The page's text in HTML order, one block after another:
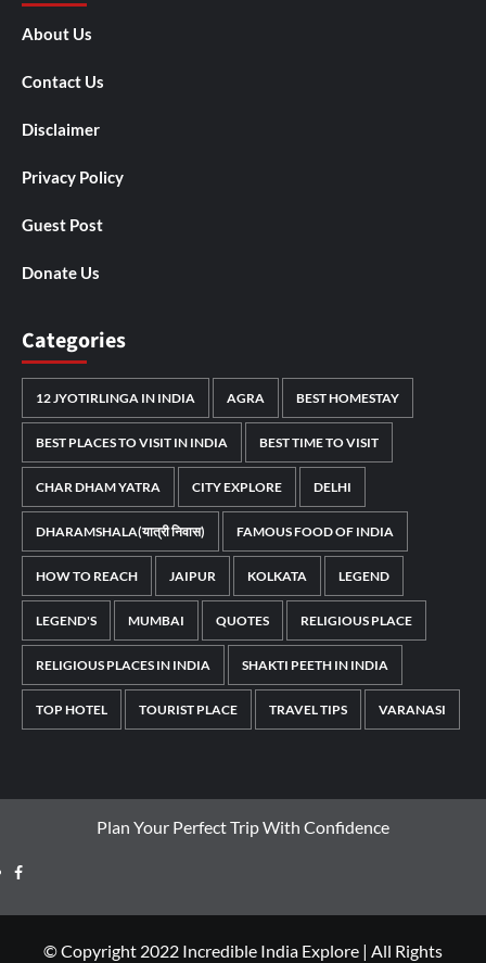
About Us
Contact Us
Disclaimer
Privacy Policy
Guest Post
Donate Us
Categories
12 JYOTIRLINGA IN INDIA AGRA BEST HOMESTAY
BEST PLACES TO VISIT IN INDIA BEST TIME TO VISIT
CHAR DHAM YATRA CITY EXPLORE DELHI
DHARAMSHALA(यात्री निवास) FAMOUS FOOD OF INDIA
HOW TO REACH JAIPUR KOLKATA LEGEND
LEGEND'S MUMBAI QUOTES RELIGIOUS PLACE
RELIGIOUS PLACES IN INDIA SHAKTI PEETH IN INDIA
TOP HOTEL TOURIST PLACE TRAVEL TIPS VARANASI
Plan Your Perfect Trip With Confidence
© Copyright 2022 Incredible India Explore | All Rights